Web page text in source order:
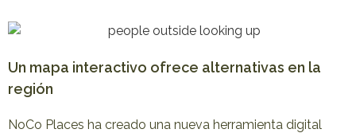
Un mapa interactivo ofrece alternativas en la
región
NoCo Places ha creado una nueva herramienta digital